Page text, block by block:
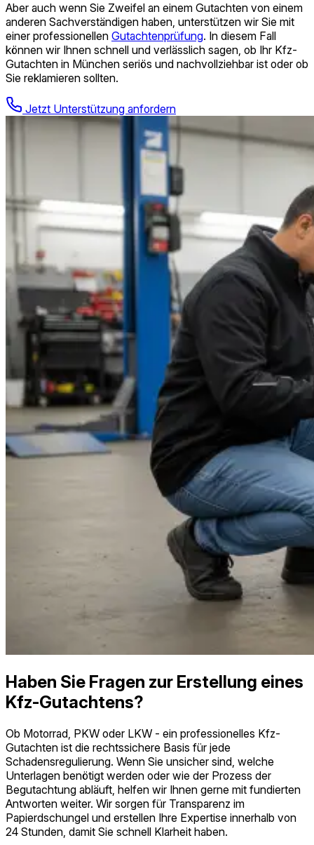
Aber auch wenn Sie Zweifel an einem Gutachten von einem
anderen Sach­verständigen haben, unterstützen wir Sie mit
einer professionellen Gutachtenprüfung. In diesem Fall
können wir Ihnen schnell und verlässlich sagen, ob Ihr Kfz-
Gutachten in München seriös und nachvollziehbar ist oder ob
Sie reklamieren sollten.
Jetzt Unterstützung anfordern
Haben Sie Fragen zur Erstellung eines
Kfz-Gutachtens?
Ob Motorrad, PKW oder LKW - ein professionelles Kfz-
Gutachten ist die rechtssichere Basis für jede
Schadensregulierung. Wenn Sie unsicher sind, welche
Unterlagen benötigt werden oder wie der Prozess der
Begutachtung abläuft, helfen wir Ihnen gerne mit fundierten
Antworten weiter. Wir sorgen für Transparenz im
Papierdschungel und erstellen Ihre Expertise innerhalb von
24 Stunden, damit Sie schnell Klarheit haben.